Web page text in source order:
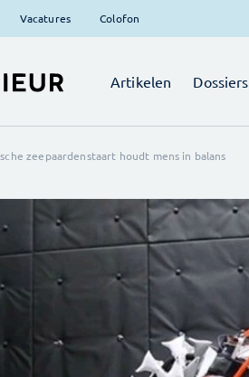
Vacatures Colofon
Artikelen Dossiers
zeepaardenstaart houdt mens in balans